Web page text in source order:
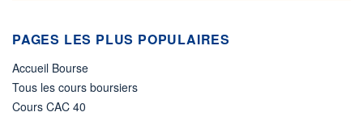
PAGES LES PLUS POPULAIRES
Accueil Bourse
Tous les cours boursiers
Cours CAC 40